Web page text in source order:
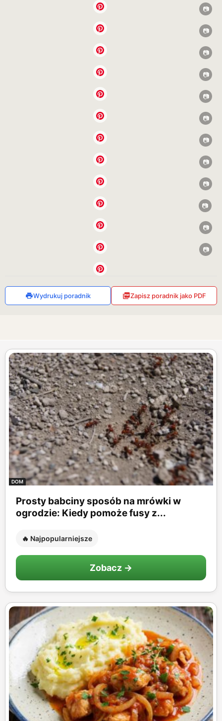
Wydrukuj poradnik Zapisz poradnik jako PDF
DOM
Prosty babciny sposób na mrówki w
ogrodzie: Kiedy pomoże fusy z...
🔥 Najpopularniejsze
Zobacz →